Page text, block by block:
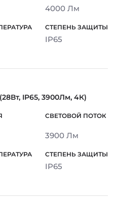
4000 Лм
IP65
IP65, 3900Лм, 4К)
3900 Лм
IP65